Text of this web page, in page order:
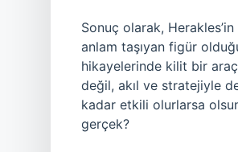
Sonuç olarak,
anlam taşıyan figür
hikayelerinde kilit bir
değil, akıl ve stratejiyle
kadar etkili olurlarsa
gerçek?